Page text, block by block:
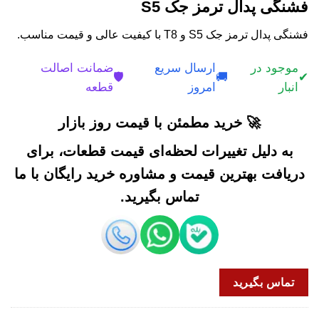
فشنگی پدال ترمز جک S5
فشنگی پدال ترمز جک S5 و T8 با کیفیت عالی و قیمت مناسب.
✔
موجود در
انبار
🚚
ارسال سریع
امروز
🛡️
ضمانت اصالت
قطعه
🚀 خرید مطمئن با قیمت روز بازار
به دلیل تغییرات لحظه‌ای قیمت قطعات، برای
دریافت بهترین قیمت و مشاوره خرید رایگان با ما
تماس بگیرید.
تماس بگیرید